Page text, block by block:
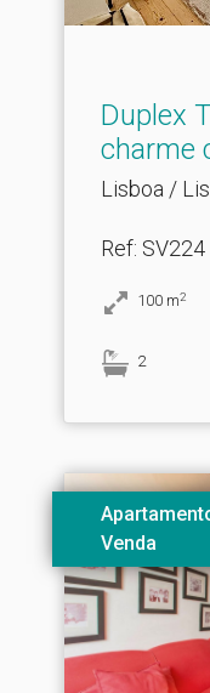
Duplex
charme
vista.​..
Lisboa /
Ref: SV224
100 m2
2
Venda